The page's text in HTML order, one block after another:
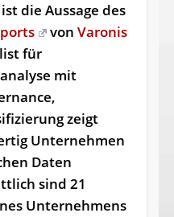
die Aussage des
von Varonis
für
mit
zeigt
Unternehmen
Daten
sind 21
Unternehmens